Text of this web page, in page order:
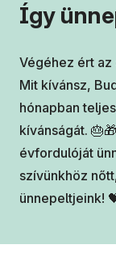
Így
Végéhez ért
Mit kívánsz,
hónapban
kívánságát.
évfordulóját
szívünkhöz
ünnepeltjeink!